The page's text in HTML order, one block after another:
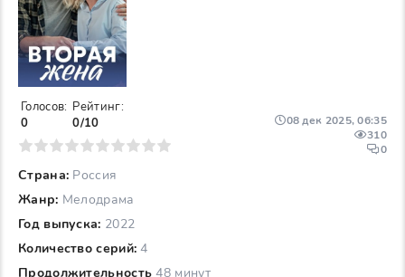
Страна: Россия
Жанр: Мелодрама
Год выпуска: 2022
Количество серий: 4
Продолжительность 48 минут
08 дек 2025, 06:35
310
0
Голосов:
0
Рейтинг:
0/10
7 8 9 10